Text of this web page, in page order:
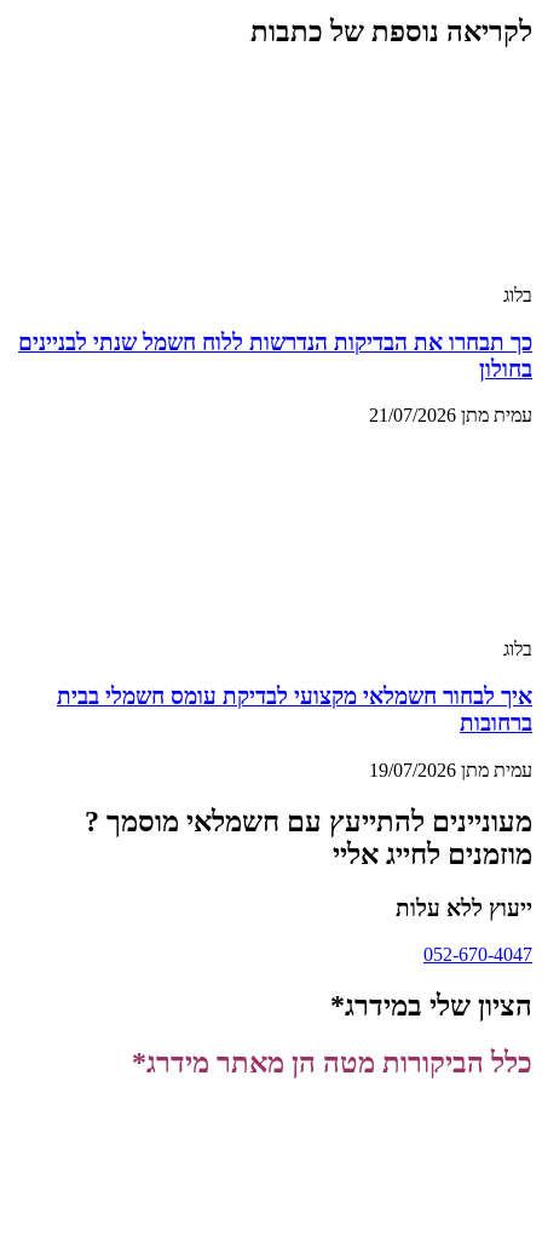
לקריאה נוספת של כתבות
בלוג
כך תבחרו את הבדיקות הנדרשות ללוח חשמל שנתי לבניינים
בחולון
עמית מתן 21/07/2026
בלוג
איך לבחור חשמלאי מקצועי לבדיקת עומס חשמלי בבית
ברחובות
עמית מתן 19/07/2026
מעוניינים להתייעץ עם חשמלאי מוסמך ?
מוזמנים לחייג אליי
ייעוץ ללא עלות
052-670-4047
הציון שלי במידרג*
כלל הביקורות מטה הן מאתר מידרג*